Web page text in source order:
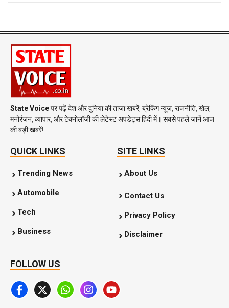
State Voiceपर पढ़ें देश और दुनिया की ताजा खबरें, ब्रेकिंग न्यूज़, राजनीति, खेल,
मनोरंजन, व्यापार, और टेक्नोलॉजी की लेटेस्ट अपडेट्स हिंदी में। सबसे पहले जानें आज
की बड़ी खबरें!
QUICK LINKS
Trending News
Automobile
Tech
Business
SITE LINKS
About Us
Contact Us
Privacy Policy
Disclaimer
FOLLOW US